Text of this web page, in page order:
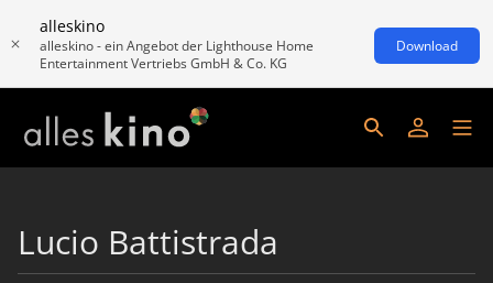
alleskino
alleskino - ein Angebot der Lighthouse Home
Entertainment Vertriebs GmbH & Co. KG
Download
Lucio Battistrada